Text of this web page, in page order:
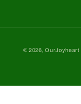
© 2026,OurJoyheart